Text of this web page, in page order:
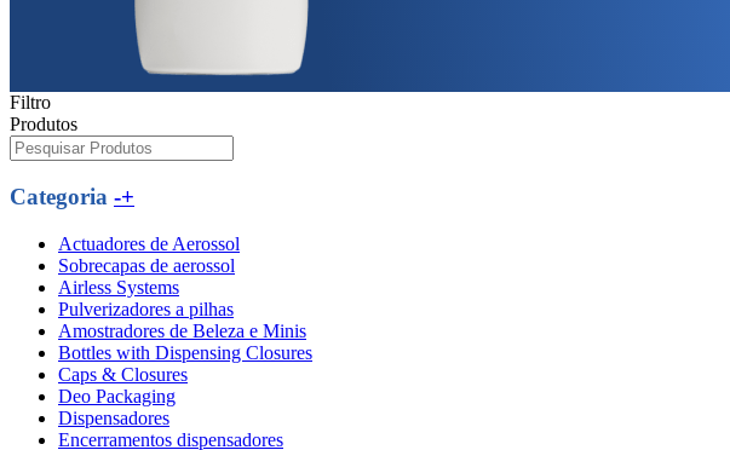
Filtro
Produtos
Categoria -+
Actuadores de Aerossol
Sobrecapas de aerossol
Airless Systems
Pulverizadores a pilhas
Amostradores de Beleza e Minis
Bottles with Dispensing Closures
Caps & Closures
Deo Packaging
Dispensadores
Encerramentos dispensadores